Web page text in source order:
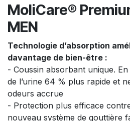
MoliCare®
MEN
Technologie d’absorption
davantage de bien-être :
- Coussin absorbant unique.
de l’urine 64 % plus rapide et
odeurs accrue
- Protection plus efficace
nouveau système de gouttière